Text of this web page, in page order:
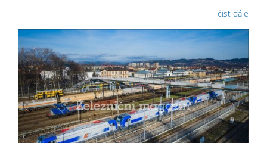
číst dále